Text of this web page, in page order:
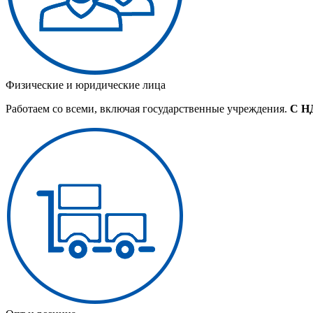
Физические и юридические лица
Работаем со всеми, включая государственные учреждения. С